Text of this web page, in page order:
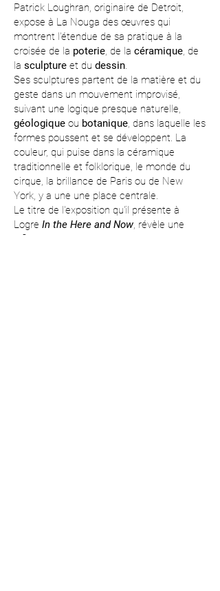
Patrick Loughran, originaire de Detroit,
expose à La Nouga des œuvres qui
montrent l'étendue de sa pratique à la
croisée de la poterie, de la céramique, de
la sculpture et du dessin.
Ses sculptures partent de la matière et du
geste dans un mouvement improvisé,
suivant une logique presque naturelle,
géologique ou botanique, dans laquelle les
formes poussent et se développent. La
couleur, qui puise dans la céramique
traditionnelle et folklorique, le monde du
cirque, la brillance de Paris ou de New
York, y a une une place centrale.
Le titre de l'exposition qu'il présente à
Logre In the Here and Now, révèle une
inflexion dans la pratique de l'artiste qui a